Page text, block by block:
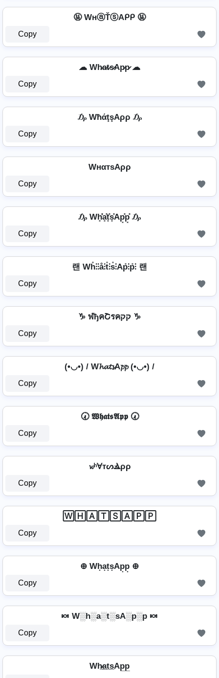
🤬 WнⓐŤⓢAᑭᑭ 🤬
Copy
☁ Wh̷a̷t̷s̷Ap̷p̷ ☁
Copy
₯ WħάţşAρρ ₯
Copy
WнαтѕAρρ
Copy
₯ Wh͓̽̾a͓̽t͓̽s͓̽Ap͓̽p͓̽ ₯
Copy
랜 Wh̊⫶⫶å⫶t̊⫶s̊⫶Ap̊⫶p̊⫶ 랜
Copy
♑ ฬђคՇรคקק ♑
Copy
(•◡•) / W𝓱𝓪𝓽𝓼A𝓹𝓹 (•◡•) /
Copy
🕢 𝖂𝖍𝖆𝖙𝖘𝕬𝖕𝖕 🕢
Copy
𝔀ʰⱯтᔕⳚρρ
Copy
🅆🄷🄰🅃🅂🄰🄿🄿
Copy
⊕ Wh͙a͙t͙s͙Ap͙p͙ ⊕
Copy
🍬 W░h░a░t░sA░p░p 🍬
Copy
Wh̷̲a̲t̲s̲Ap̲p̲